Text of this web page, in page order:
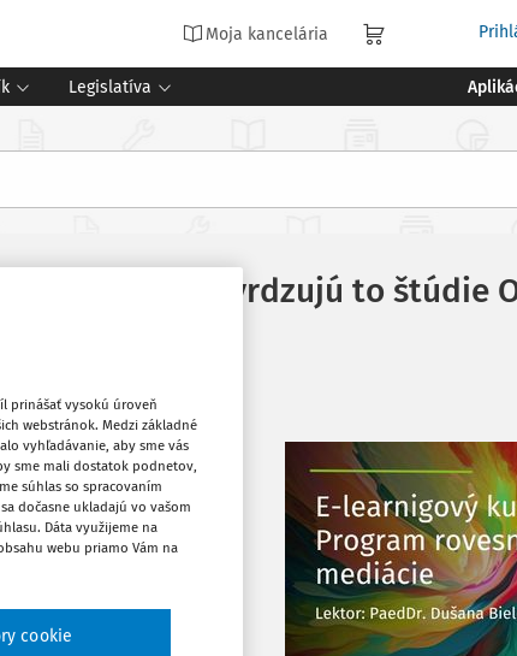
Moja kancelária
Legislatíva
bežné. Potvrdzujú to štúdie
Obľúbené
prinášať vysokú úroveň
webstránok. Medzi základné
vyhľadávanie, aby sme vás
sme mali dostatok podnetov,
súhlas so spracovaním
dočasne ukladajú vo vašom
Dáta využijeme na
webu priamo Vám na
cookie